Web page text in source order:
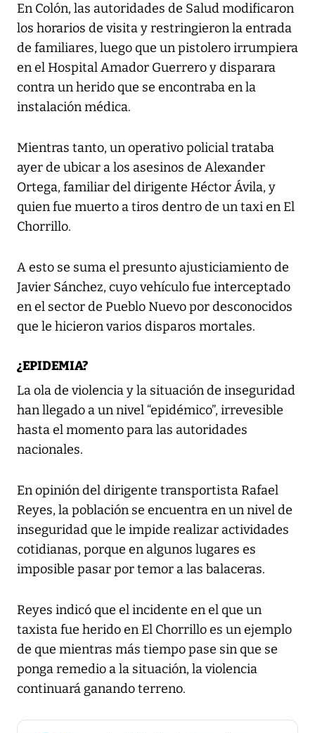
En Colón, las autoridades de Salud modificaron
los horarios de visita y restringieron la entrada
de familiares, luego que un pistolero irrumpiera
en el Hospital Amador Guerrero y disparara
contra un herido que se encontraba en la
instalación médica.
Mientras tanto, un operativo policial trataba
ayer de ubicar a los asesinos de Alexander
Ortega, familiar del dirigente Héctor Ávila, y
quien fue muerto a tiros dentro de un taxi en El
Chorrillo.
A esto se suma el presunto ajusticiamiento de
Javier Sánchez, cuyo vehículo fue interceptado
en el sector de Pueblo Nuevo por desconocidos
que le hicieron varios disparos mortales.
¿EPIDEMIA?
La ola de violencia y la situación de inseguridad
han llegado a un nivel “epidémico”, irrevesible
hasta el momento para las autoridades
nacionales.
En opinión del dirigente transportista Rafael
Reyes, la población se encuentra en un nivel de
inseguridad que le impide realizar actividades
cotidianas, porque en algunos lugares es
imposible pasar por temor a las balaceras.
Reyes indicó que el incidente en el que un
taxista fue herido en El Chorrillo es un ejemplo
de que mientras más tiempo pase sin que se
ponga remedio a la situación, la violencia
continuará ganando terreno.